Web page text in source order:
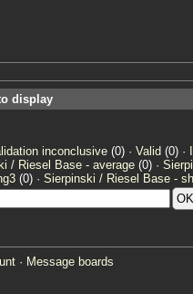
display
inconclusive (0) · Valid (0) ·
/ Riesel Base - average(0) ·
(0) · Sierpinski / Riesel Base -
· Message boards